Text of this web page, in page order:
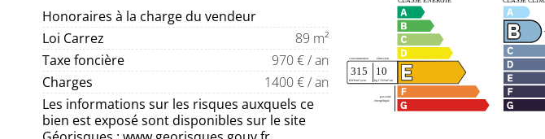
Honoraires à la charge du vendeur
Loi Carrez
89 m²
Taxe foncière
970 € / an
Charges
1400 € / an
Les informations sur les risques auxquels ce
bien est exposé sont disponibles sur le site